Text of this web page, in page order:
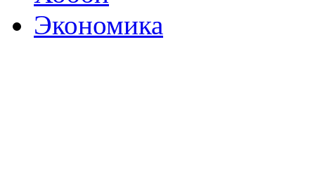
Экономика